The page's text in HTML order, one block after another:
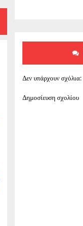
Δεν υπάρχουν σχόλια:
Δημοσίευση σχολίου